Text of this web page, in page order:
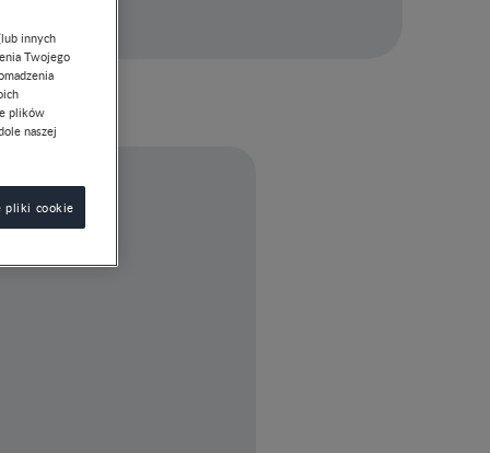
innych
Twojego
plików
naszej
pliki cookie